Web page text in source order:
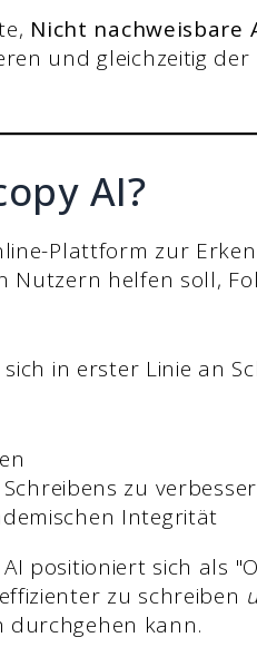
Nicht nachweisbare
und gleichzeitig
AI?
Plattform zur
Nutzern helfen soll,
in erster Linie an
zu
Integrität
positioniert sich als
zu schreiben
durchgehen kann.